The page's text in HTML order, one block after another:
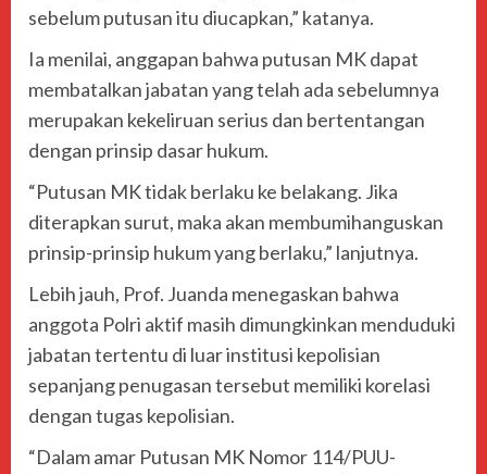
sebelum putusan itu diucapkan,” katanya.
Ia menilai, anggapan bahwa putusan MK dapat
membatalkan jabatan yang telah ada sebelumnya
merupakan kekeliruan serius dan bertentangan
dengan prinsip dasar hukum.
“Putusan MK tidak berlaku ke belakang. Jika
diterapkan surut, maka akan membumihanguskan
prinsip-prinsip hukum yang berlaku,” lanjutnya.
Lebih jauh, Prof. Juanda menegaskan bahwa
anggota Polri aktif masih dimungkinkan menduduki
jabatan tertentu di luar institusi kepolisian
sepanjang penugasan tersebut memiliki korelasi
dengan tugas kepolisian.
“Dalam amar Putusan MK Nomor 114/PUU-